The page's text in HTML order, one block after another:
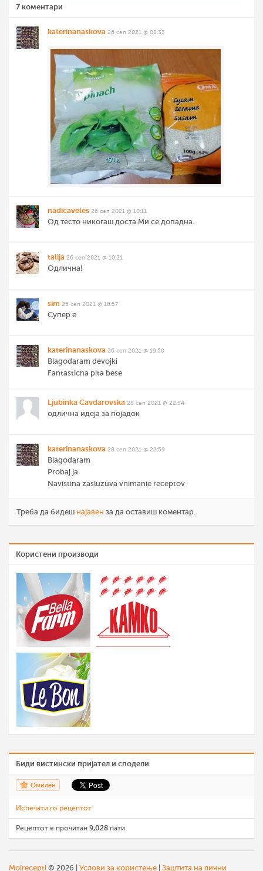
7 коментари
katerinanaskova 26 сеп 2021 @ 08:33
nadicaveles 26 сеп 2021 @ 10:11
Од тесто никогаш доста.Ми се допадна.
talija 26 сеп 2021 @ 10:21
Одлична!
sim 26 сеп 2021 @ 18:57
Супер е
katerinanaskova 26 сеп 2021 @ 19:50
Blagodaram devojki
Fantasticna pita bese
Ljubinka Cavdarovska 28 сеп 2021 @ 22:54
одлична идеја за појадок
katerinanaskova 28 сеп 2021 @ 22:59
Blagodaram
Probaj ja
Navistina zasluzuva vnimanie receptov
Треба да бидеш најавен за да оставиш коментар.
Користени производи
Биди вистински пријател и сподели
Омилен
Испечати го рецептот
Рецептот е прочитан 9,028 пати
Moirecepti © 2026 | Услови за користење Заштита на лични